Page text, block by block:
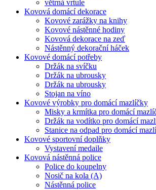
větrná vrtule
Kovová domácí dekorace
Kovové zarážky na knihy
Kovové nástěnné hodiny
Kovová dekorace na zeď
Nástěnný dekorační háček
Kovové domácí potřeby
Držák na svíčku
Držák na ubrousky
Držák na ubrousky
Stojan na víno
Kovové výrobky pro domácí mazlíčky
Misky a krmítka pro domácí
Držák na vodítko pro domácí
Stanice na odpad pro domácí
Kovové sportovní doplňky
Vystavení medaile
Kovová nástěnná police
Police do koupelny
Nosič na kola (A)
Nástěnná police